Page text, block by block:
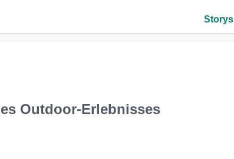
Storys
Outdoor-Erlebnisses